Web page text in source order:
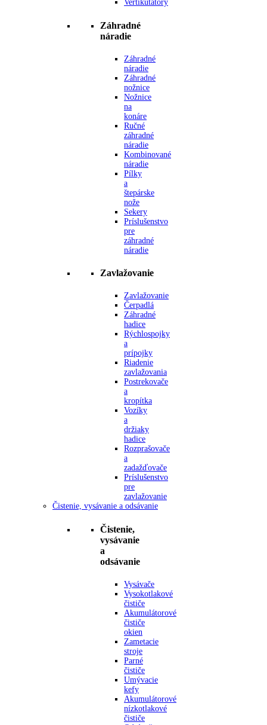
Vertikutátory
Záhradné
náradie
Záhradné
náradie
Záhradné
nožnice
Nožnice
na
konáre
Ručné
záhradné
náradie
Kombinované
náradie
Pílky
a
štepárske
nože
Sekery
Príslušenstvo
pre
záhradné
náradie
Zavlažovanie
Zavlažovanie
Čerpadlá
Záhradné
hadice
Rýchlospojky
a
prípojky
Riadenie
zavlažovania
Postrekovače
a
kropítka
Vozíky
a
držiaky
hadice
Rozprašovače
a
zadažďovače
Príslušenstvo
pre
zavlažovanie
Čistenie, vysávanie a odsávanie
Čistenie,
vysávanie
a
odsávanie
Vysávače
Vysokotlakové
čističe
Akumulátorové
čističe
okien
Zametacie
stroje
Parné
čističe
Umývacie
kefy
Akumulátorové
nízkotlakové
čističe